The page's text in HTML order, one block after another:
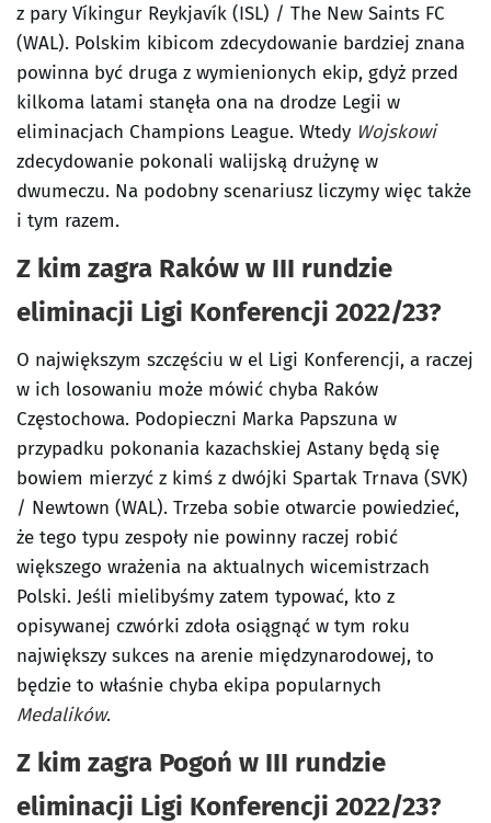
z pary Víkingur Reykjavík (ISL) / The New Saints FC
(WAL). Polskim kibicom zdecydowanie bardziej znana
powinna być druga z wymienionych ekip, gdyż przed
kilkoma latami stanęła ona na drodze Legii w
eliminacjach Champions League. Wtedy Wojskowi
zdecydowanie pokonali walijską drużynę w
dwumeczu. Na podobny scenariusz liczymy więc także
i tym razem.
Z kim zagra Raków w III rundzie
eliminacji Ligi Konferencji 2022/23?
O największym szczęściu w el Ligi Konferencji, a raczej
w ich losowaniu może mówić chyba Raków
Częstochowa. Podopieczni Marka Papszuna w
przypadku pokonania kazachskiej Astany będą się
bowiem mierzyć z kimś z dwójki Spartak Trnava (SVK)
/ Newtown (WAL). Trzeba sobie otwarcie powiedzieć,
że tego typu zespoły nie powinny raczej robić
większego wrażenia na aktualnych wicemistrzach
Polski. Jeśli mielibyśmy zatem typować, kto z
opisywanej czwórki zdoła osiągnąć w tym roku
największy sukces na arenie międzynarodowej, to
będzie to właśnie chyba ekipa popularnych
Medalików.
Z kim zagra Pogoń w III rundzie
eliminacji Ligi Konferencji 2022/23?